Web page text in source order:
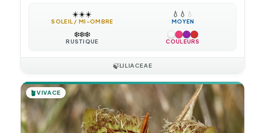
☀️☀️☀️
SOLEIL / MI-OMBRE
💧 💧 💧
MOYEN
❄️❄️❄️
RUSTIQUE COULEURS
🍃LILIACEAE
🪴VIVACE